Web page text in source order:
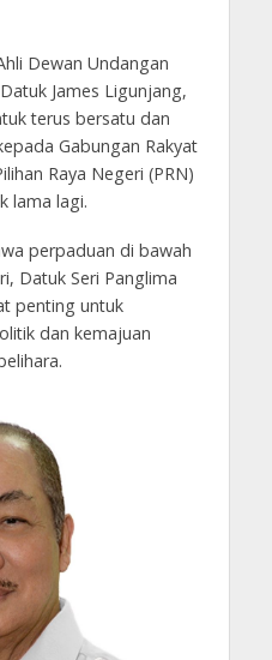
Dewan Undangan
James Ligunjang,
terus bersatu dan
Gabungan Rakyat
Raya Negeri (PRN)
lama lagi.
perpaduan di bawah
Datuk Seri Panglima
penting untuk
dan kemajuan